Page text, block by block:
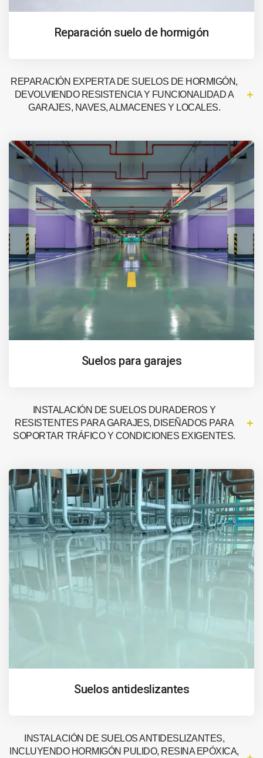
Reparación suelo de hormigón
REPARACIÓN EXPERTA DE SUELOS DE HORMIGÓN,
DEVOLVIENDO RESISTENCIA Y FUNCIONALIDAD A
GARAJES, NAVES, ALMACENES Y LOCALES.
Suelos para garajes
INSTALACIÓN DE SUELOS DURADEROS Y
RESISTENTES PARA GARAJES, DISEÑADOS PARA
SOPORTAR TRÁFICO Y CONDICIONES EXIGENTES.
Suelos antideslizantes
INSTALACIÓN DE SUELOS ANTIDESLIZANTES,
INCLUYENDO HORMIGÓN PULIDO, RESINA EPÓXICA,